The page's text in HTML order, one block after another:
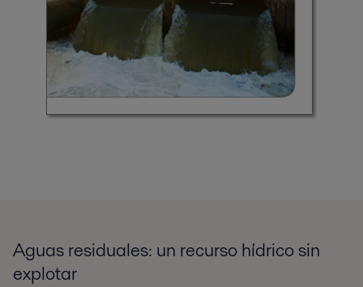
Aguas residuales: un recurso hídrico sin
explotar